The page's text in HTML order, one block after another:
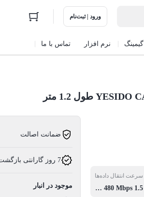
ورود | ثبت‌نام
گیمینگ نرم افزار تماس با ما
سرعت انتقال داده‌ها
1.5 Mbps/12 Mbps/up to 480 Mbps
ضمانت اصالت
7 روز گارانتی بازگشت وجه
موجود در انبار